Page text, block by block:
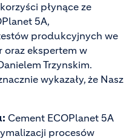
płynące ze
5A,
produkcyjnych we
oraz ekspertem w
Trzynskim.
wykazały, że Nasz
Cement ECOPlanet 5A
procesów